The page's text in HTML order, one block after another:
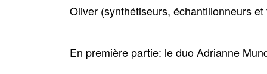
Oliver (synthétiseurs, échantillonneurs
En première partie: le duo Adrianne